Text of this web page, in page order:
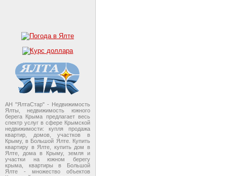
АН "ЯлтаСтар" - Недвижимость
Ялты, недвижимость южного
берега Крыма предлагает весь
спектр услуг в сфере Крымской
недвижимости: купля продажа
квартир, домов, участков в
Крыму, в Большой Ялте. Купить
квартиру в Ялте, купить дом в
Ялте, дома в Крыму, земля и
участки на южном берегу
крыма, квартиры в Большой
Ялте - множество объектов